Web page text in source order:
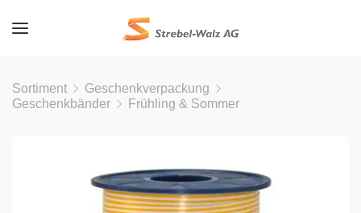
Sortiment
Geschenkverpackung
Geschenkbänder
Frühling & Sommer